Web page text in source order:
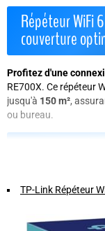
Répéteur WiFi
couverture
Profitez d'une
RE700X. Ce répéteur
jusqu'à 150 m²,
ou bureau.
maximale de3 Gbps
Port Ethernet
TP-Link Répéteur